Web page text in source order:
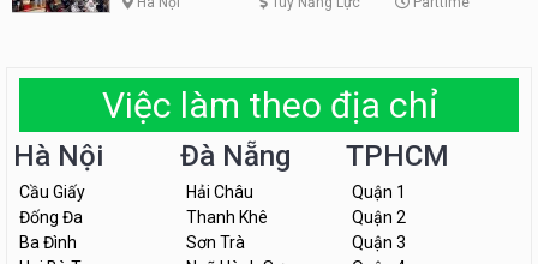
Việc làm theo địa chỉ
Hà Nội
Cầu Giấy
Đống Đa
Ba Đình
Đà Nẵng
Hải Châu
Thanh Khê
Sơn Trà
TPHCM
Quận 1
Quận 2
Quận 3